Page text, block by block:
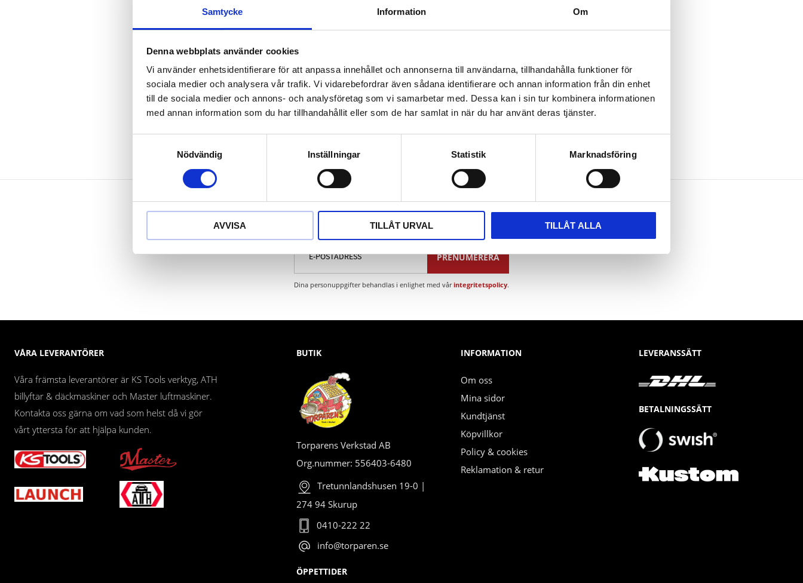
Samtycke Information Om
Denna webbplats använder cookies
Vi använder enhetsidentifierare för att anpassa innehållet och annonserna till användarna, tillhandahålla funktioner för
sociala medier och analysera vår trafik. Vi vidarebefordrar även sådana identifierare och annan information från din enhet
till de sociala medier och annons- och analysföretag som vi samarbetar med. Dessa kan i sin tur kombinera informationen
med annan information som du har tillhandahållit eller som de har samlat in när du har använt deras tjänster.
Nödvändig
Inställningar Statistik Marknadsföring
AVVISA TILLÅT URVAL TILLÅT ALLA
Med 2-komponent-handtag
Med upphängningsöppning
händig och kompakt
Matt satinerat
Krom vanadium
Nyhetsbrev
PRENUMERERA
Dina personuppgifter behandlas i enlighet med vårintegritetspolicy.
VÅRA LEVERANTÖRER
Våra främsta leverantörer är KS Tools verktyg, ATH
billyftar & däckmaskiner och Master luftmaskiner.
Kontakta oss gärna om vad som helst då vi gör
vårt yttersta för att hjälpa kunden.
BUTIK
Torparens Verkstad AB
Org.nummer: 556403-6480
Tretunnlandshusen 19-0 |
274 94 Skurup
0410-222 22
info@torparen.se
ÖPPETTIDER
INFORMATION
Om oss
Mina sidor
Kundtjänst
Köpvillkor
Policy & cookies
Reklamation & retur
LEVERANSSÄTT
BETALNINGSSÄTT